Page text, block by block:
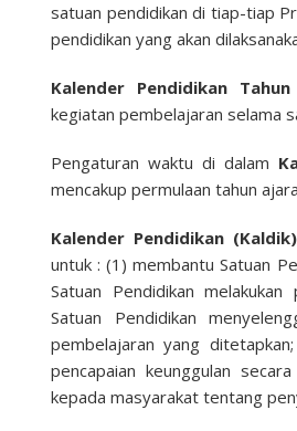
satuan pendidikan di tiap-tiap
pendidikan yang akan
Kalender Pendidikan
kegiatan pembelajaran selama
Pengaturan waktu di dalam
mencakup permulaan tahun
Kalender Pendidikan
untuk : (1) membantu Satuan
Satuan Pendidikan
Satuan Pendidikan
pembelajaran yang
pencapaian keunggulan
kepada masyarakat tentang